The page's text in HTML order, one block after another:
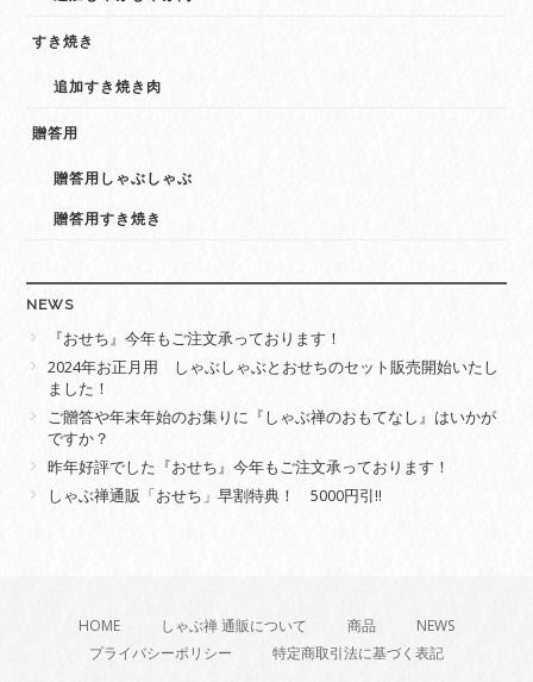
すき焼き
追加すき焼き肉
贈答用
贈答用しゃぶしゃぶ
贈答用すき焼き
NEWS
『おせち』今年もご注文承っております！
2024年お正月用 しゃぶしゃぶとおせちのセット販売開始いたし
ました！
ご贈答や年末年始のお集りに『しゃぶ禅のおもてなし』はいかが
ですか？
昨年好評でした『おせち』今年もご注文承っております！
しゃぶ禅通販「おせち」早割特典！ 5000円引‼
HOME しゃぶ禅 通販について 商品
NEWS
プライバシーポリシー
特定商取引法に基づく表記